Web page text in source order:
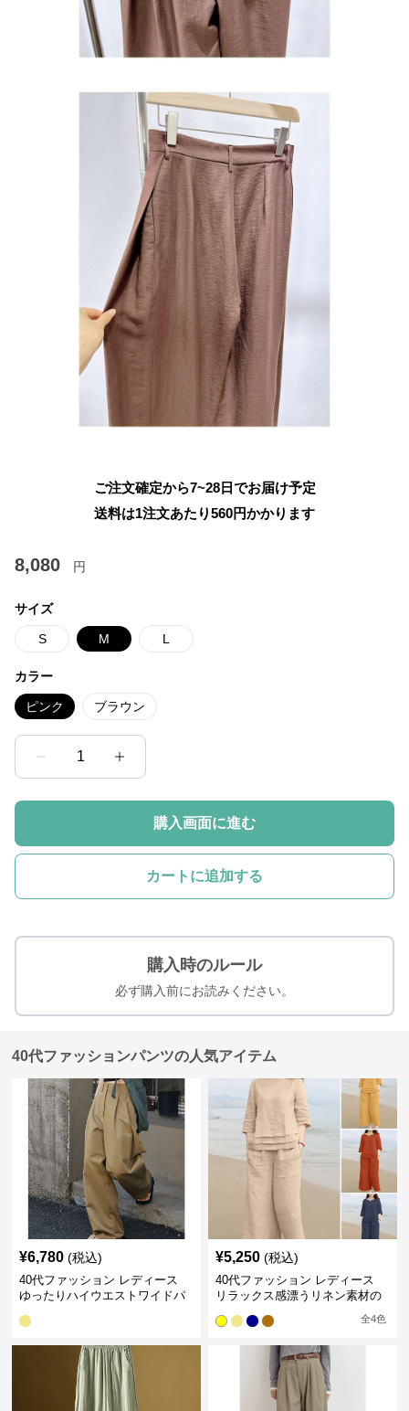
ご注文確定から7~28日でお届け予定
送料は1注文あたり560円かかります
8,080 円
サイズ
S M L
カラー
ピンク ブラウン
1
購入画面に進む
カートに追加する
購入時のルール
必ず購入前にお読みください。
40代ファッションパンツの人気アイテム
¥6,780 (税込)
40代ファッション レディース
ゆったりハイウエストワイドパ
¥5,250 (税込)
40代ファッション レディース
リラックス感漂うリネン素材の
全4色